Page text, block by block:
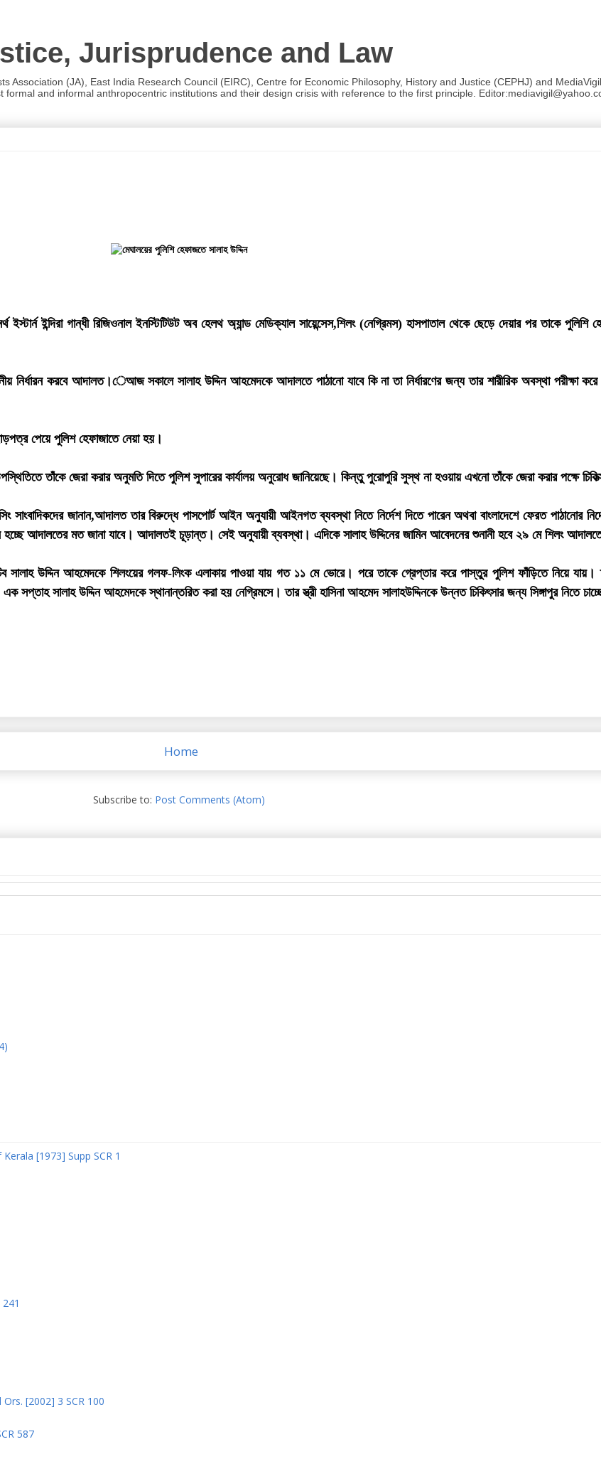
Jurisprudence and Law
Association (JA), East India Research Council (EIRC), Centre for Economic Philosophy, History and Justice (CEPHJ) and
and informal anthropocentric institutions and their design crisis with reference to the first principle.
ইস্টার্ন ইন্দিরা গান্ধী রিজিওনাল ইনস্টিটিউট অব হেলথ অ্যান্ড মেডিক্যাল সায়েন্সেস,শিলং (নেগ্রিমস) হাসপাতাল থেকে ছেড়ে দেয়ার পর তাকে পুলিশি
নির্ধারন করবে আদালত।েআজ সকালে সালাহ উদ্দিন আহমেদকে আদালতে পাঠানো যাবে কি না তা নির্ধারণের জন্য তার শারীরিক অবস্থা পরীক্ষা
পেয়ে পুলিশ হেফাজাতে নেয়া হয়।
তাঁকে জেরা করার অনুমতি দিতে পুলিশ সুপারের কার্যালয় অনুরোধ জানিয়েছে। কিন্তু পুরোপুরি সুস্থ না হওয়ায় এখনো তাঁকে জেরা করার পক্ষে
সাংবাদিকদের জানান,আদালত তার বিরুদ্ধে পাসপোর্ট আইন অনুযায়ী আইনগত ব্যবস্থা নিতে নির্দেশ দিতে পারেন অথবা বাংলাদেশে ফেরত পাঠানোর
হচ্ছে আদালতের মত জানা যাবে। আদালতই চূড়ান্ত। সেই অনুযায়ী ব্যবস্থা। এদিকে সালাহ উদ্দিনের জামিন আবেদনের শুনানী হবে ২৯ মে শিলং
উদ্দিন আহমেদকে শিলংয়ের গলফ-লিংক এলাকায় পাওয়া যায় গত ১১ মে ভোরে। পরে তাকে গ্রেপ্তার করে পাস্তুর পুলিশ ফাঁড়িতে নিয়ে যায়।
সপ্তাহ সালাহ উদ্দিন আহমেদকে স্থানান্তরিত করা হয় নেগ্রিমসে। তার স্ত্রী হাসিনা আহমেদ সালাহউদ্দিনকে উন্নত চিকিৎসার জন্য সিঙ্গাপুর নিতে
Home
Subscribe to: Post Comments (Atom)
[1973] Supp SCR 1
[2002] 3 SCR 100
587